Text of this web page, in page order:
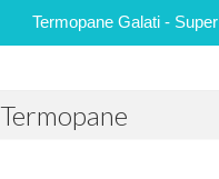
Termopane Galati -
content
Termopane